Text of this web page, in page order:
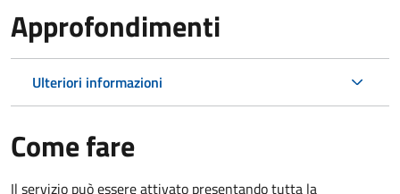
Approfondimenti
Ulteriori informazioni
Come fare
Il servizio può essere attivato presentando tutta la